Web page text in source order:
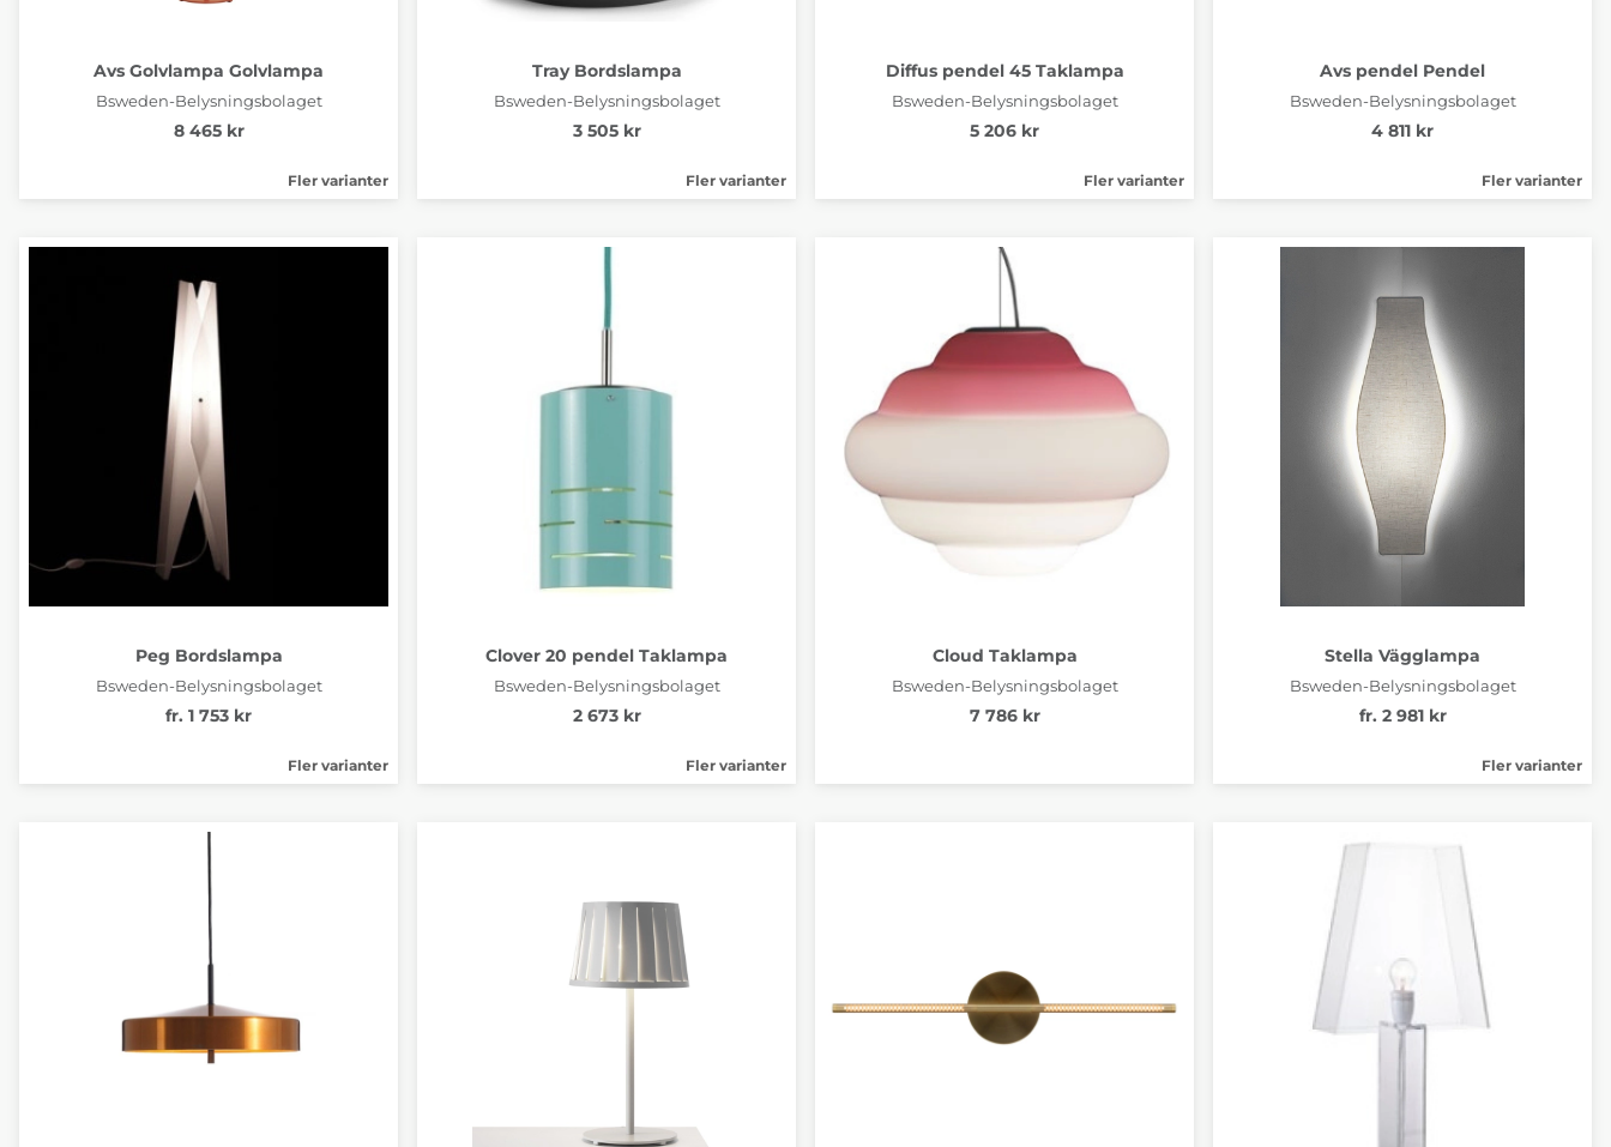
Avs Golvlampa Golvlampa
Bsweden-Belysningsbolaget
8 465 kr
Fler varianter
Tray Bordslampa
Bsweden-Belysningsbolaget
3 505 kr
Fler varianter
Diffus pendel 45 Taklampa
Bsweden-Belysningsbolaget
5 206 kr
Fler varianter
Avs pendel Pendel
Bsweden-Belysningsbolaget
4 811 kr
Fler varianter
Peg Bordslampa
Bsweden-Belysningsbolaget
fr. 1 753 kr
Fler varianter
Clover 20 pendel Taklampa
Bsweden-Belysningsbolaget
2 673 kr
Fler varianter
Cloud Taklampa
Bsweden-Belysningsbolaget
7 786 kr
Stella Vägglampa
Bsweden-Belysningsbolaget
fr. 2 981 kr
Fler varianter